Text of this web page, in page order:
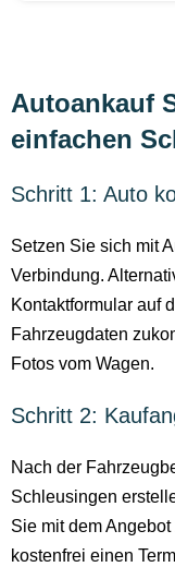
Autoankauf
einfachen
Schritt 1: Auto
Setzen Sie sich mit
Verbindung.
Kontaktformular auf
Fahrzeugdaten
Fotos vom Wagen.
Schritt 2:
Nach der
Schleusingen
Sie mit dem
kostenfrei einen